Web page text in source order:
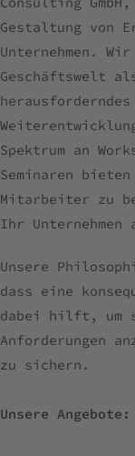
Gestaltung von
Unternehmen.
Geschäftswelt
Spektrum an
Seminaren
Mitarbeiter zu
Ihr
Unsere
dass eine
dabei hilft, um
Anforderungen
zu sichern.
Unsere Angebote: